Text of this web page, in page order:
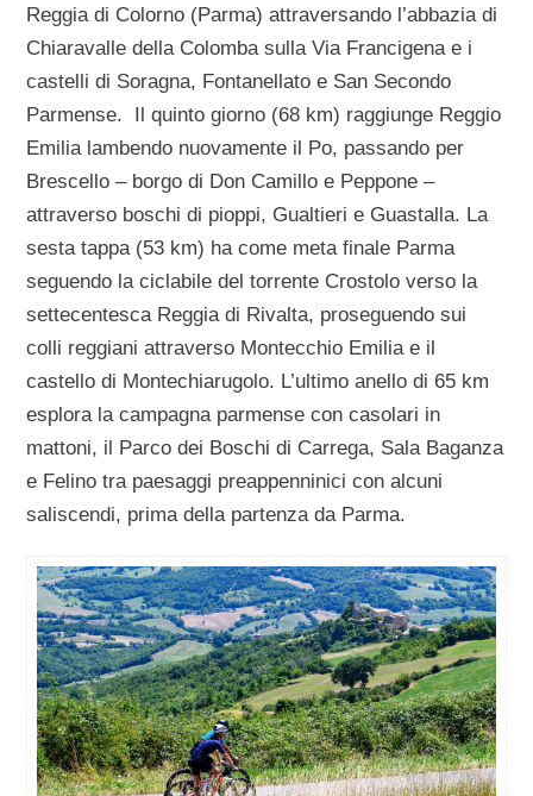
Reggia di Colorno (Parma) attraversando l’abbazia di
Chiaravalle della Colomba sulla Via Francigena e i
castelli di Soragna, Fontanellato e San Secondo
Parmense. Il quinto giorno (68 km) raggiunge Reggio
Emilia lambendo nuovamente il Po, passando per
Brescello – borgo di Don Camillo e Peppone –
attraverso boschi di pioppi, Gualtieri e Guastalla. La
sesta tappa (53 km) ha come meta finale Parma
seguendo la ciclabile del torrente Crostolo verso la
settecentesca Reggia di Rivalta, proseguendo sui
colli reggiani attraverso Montecchio Emilia e il
castello di Montechiarugolo. L’ultimo anello di 65 km
esplora la campagna parmense con casolari in
mattoni, il Parco dei Boschi di Carrega, Sala Baganza
e Felino tra paesaggi preappenninici con alcuni
saliscendi, prima della partenza da Parma.